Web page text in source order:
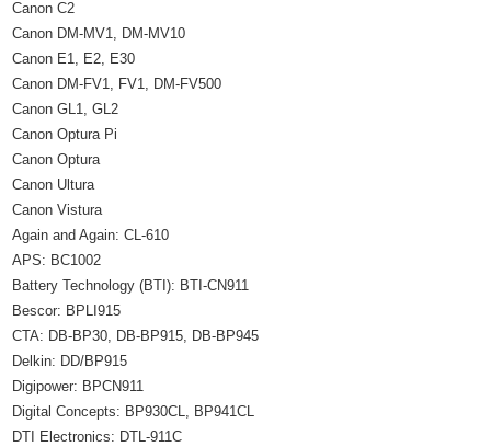
Canon C2
Canon DM-MV1, DM-MV10
Canon E1, E2, E30
Canon DM-FV1, FV1, DM-FV500
Canon GL1, GL2
Canon Optura Pi
Canon Optura
Canon Ultura
Canon Vistura
Again and Again: CL-610
APS: BC1002
Battery Technology (BTI): BTI-CN911
Bescor: BPLI915
CTA: DB-BP30, DB-BP915, DB-BP945
Delkin: DD/BP915
Digipower: BPCN911
Digital Concepts: BP930CL, BP941CL
DTI Electronics: DTL-911C